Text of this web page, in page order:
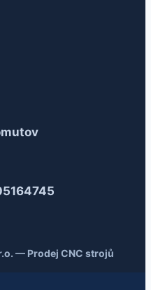
— Prodej CNC strojů